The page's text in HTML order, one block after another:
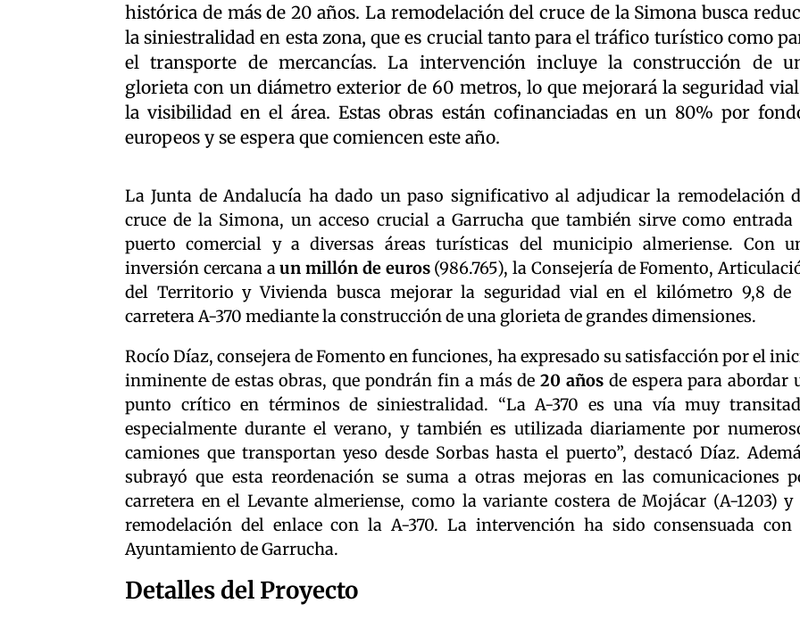
histórica de más de 20 años. La remodelación del cruce de la Simona busca
la siniestralidad en esta zona, que es crucial tanto para el tráfico turístico como
el transporte de mercancías. La intervención incluye la construcción de
glorieta con un diámetro exterior de 60 metros, lo que mejorará la seguridad
la visibilidad en el área. Estas obras están cofinanciadas en un 80% por
europeos y se espera que comiencen este año.
La Junta de Andalucía ha dado un paso significativo al adjudicar la remodelación
cruce de la Simona, un acceso crucial a Garrucha que también sirve como entrada
puerto comercial y a diversas áreas turísticas del municipio almeriense. Con
inversión cercana aun millón de euros(986.765), la Consejería de Fomento,
del Territorio y Vivienda busca mejorar la seguridad vial en el kilómetro 9,8 de
carretera A-370 mediante la construcción de una glorieta de grandes dimensiones.
Rocío Díaz, consejera de Fomento en funciones, ha expresado su satisfacción por el
inminente de estas obras, que pondrán fin a más de20 añosde espera para abordar
punto crítico en términos de siniestralidad. “La A-370 es una vía muy
especialmente durante el verano, y también es utilizada diariamente por
camiones que transportan yeso desde Sorbas hasta el puerto”, destacó Díaz.
subrayó que esta reordenación se suma a otras mejoras en las comunicaciones
carretera en el Levante almeriense, como la variante costera de Mojácar (A-1203) y
remodelación del enlace con la A-370. La intervención ha sido consensuada con
Ayuntamiento de Garrucha.
Detalles del Proyecto